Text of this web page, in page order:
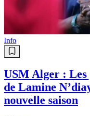
Info
USM Alger : Les
de Lamine
nouvelle saison